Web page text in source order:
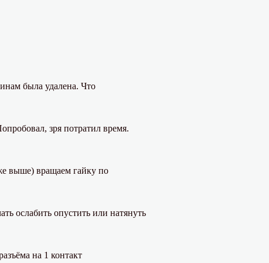
была удалена. Что
зря потратил время.
выше) вращаем гайку по
ослабить опустить или натянуть
на 1 контакт